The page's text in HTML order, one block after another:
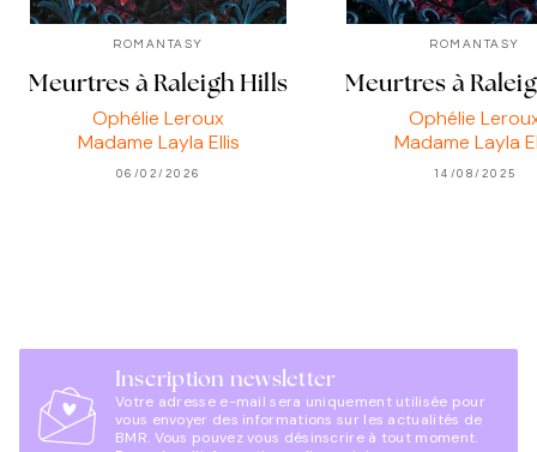
ROMANTASY
Meurtres à Raleigh Hills
Ophélie Leroux
Madame Layla Ellis
06/02/2026
ROMANTASY
Meurtres à
Ophélie
Madame Layla
14/08/2025
Inscription newsletter
Votre adresse e-mail sera uniquement utilisée pour
vous envoyer des informations sur les actualités de
BMR. Vous pouvez vous désinscrire à tout moment.